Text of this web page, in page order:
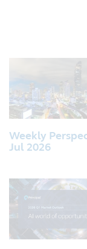
Weekly
Jul 2026